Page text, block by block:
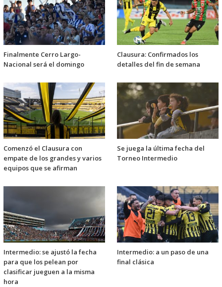
Finalmente Cerro Largo-
Nacional será el domingo
Clausura: Confirmados los
detalles del fin de semana
Comenzó el Clausura con
empate de los grandes y varios
equipos que se afirman
Se juega la última fecha del
Torneo Intermedio
Intermedio: se ajustó la fecha
para que los pelean por
clasificar jueguen a la misma
hora
Intermedio: a un paso de una
final clásica